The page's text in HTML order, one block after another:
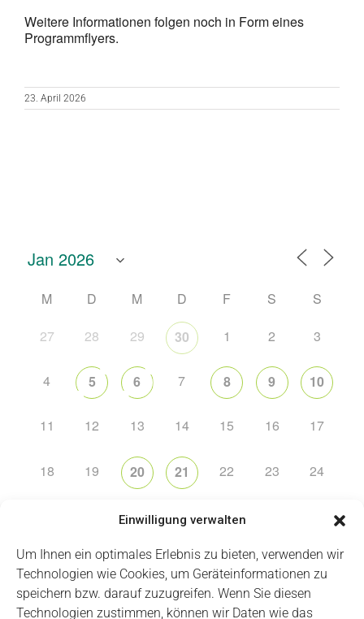
Einwilligung verwalten
Um Ihnen ein optimales Erlebnis zu bieten, verwenden wir
Technologien wie Cookies, um Geräteinformationen zu
speichern bzw. darauf zuzugreifen. Wenn Sie diesen
Technologien zustimmen, können wir Daten wie das
Weitere Informationen folgen noch in Form eines
Programmflyers.
23. April 2026
M D M D F S
S
27
28 29 30 1 2 3
4 5 6 7 8 9 10
11 12 13 14 15 16 17
18 19 20 21 22 23 24
27 28 29